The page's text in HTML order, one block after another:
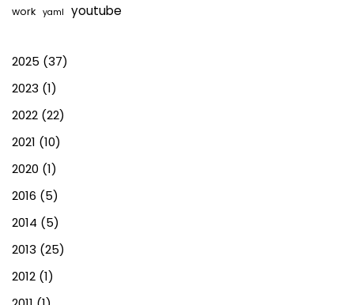
work yaml youtube
2025 (37)
2023 (1)
2022 (22)
2021 (10)
2020 (1)
2016 (5)
2014 (5)
2013 (25)
2012 (1)